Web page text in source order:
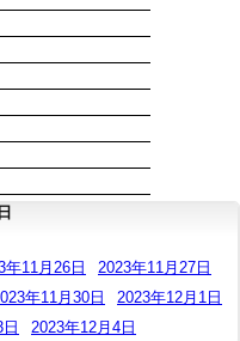
年11月26日
2023年11月27日
年11月30日
2023年12月1日
2023年12月4日